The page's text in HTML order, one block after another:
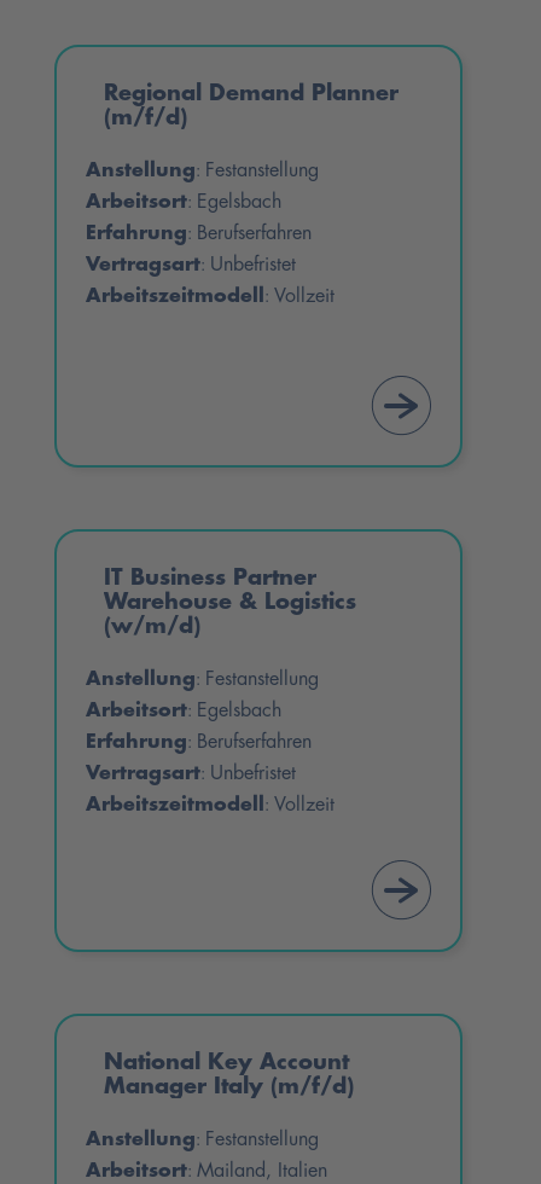
Regional Demand Planner
(m/f/d)
Anstellung: Festanstellung
Arbeitsort: Egelsbach
Erfahrung: Berufserfahren
Vertragsart: Unbefristet
Arbeitszeitmodell
: Vollzeit
IT Business Partner
Warehouse & Logistics
(w/m/d)
Anstellung: Festanstellung
Arbeitsort: Egelsbach
Erfahrung: Berufserfahren
Vertragsart: Unbefristet
Arbeitszeitmodell
: Vollzeit
National Key Account
Manager Italy (m/f/d)
Anstellung: Festanstellung
Arbeitsort: Mailand, Italien